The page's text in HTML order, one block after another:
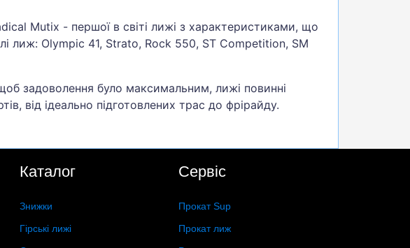
Mutix - першої в світі лижі з характеристиками, що
лиж: Olympic 41, Strato, Rock 550, ST Competition, SM
задоволення було максимальним, лижі повинні
від ідеально підготовлених трас до фрірайду.
Каталог
Знижки
Гірські лижі
Сервіс
Прокат Sup
Прокат лиж